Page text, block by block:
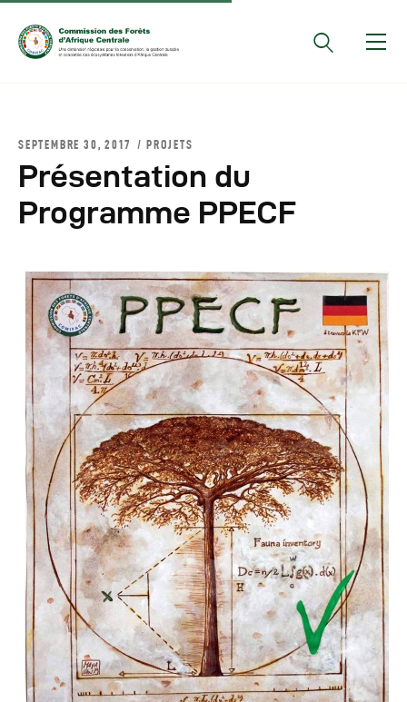
Conseils Des Ministres
Comptes Rendus De
Réunions Sous-
Rapports
Publications
COMIFAC Newsletter
Réunions Réseaux
CEFDHAC
Autres Publications
SEPTEMBRE 30, 2017 PROJETS
Présentation du
Programme PPECF